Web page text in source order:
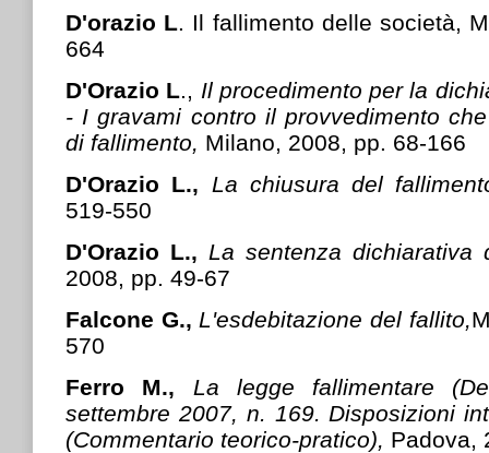
D'orazio L. Il fallimento delle società,
664
D'Orazio L., Il procedimento per la
- I gravami contro il provvedimento
di fallimento, Milano, 2008, pp. 68-166
D'Orazio L.,
La chiusura del
519-550
D'Orazio L., La sentenza
2008, pp. 49-67
Falcone G., L'esdebitazione del fallito,
570
Ferro M.,
La legge fallimentare
settembre 2007, n. 169. Disposizioni
(Commentario teorico-pratico), Padova,